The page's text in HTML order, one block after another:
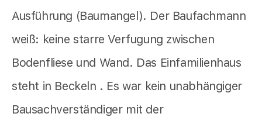
Ausführung (Baumangel). Der Baufachmann
weiß: keine starre Verfugung zwischen
Bodenfliese und Wand. Das Einfamilienhaus
steht in Beckeln . Es war kein unabhängiger
Bausachverständiger mit der